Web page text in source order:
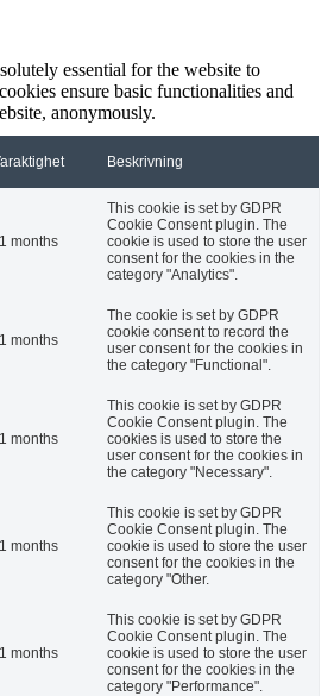
essential for the website to
ensure basic functionalities and
anonymously.
Beskrivning
months
This cookie is set by GDPR
Cookie Consent plugin. The
cookie is used to store the user
consent for the cookies in the
category "Analytics".
months
The cookie is set by GDPR
cookie consent to record the
user consent for the cookies in
the category "Functional".
months
This cookie is set by GDPR
Cookie Consent plugin. The
cookies is used to store the
user consent for the cookies in
the category "Necessary".
months
This cookie is set by GDPR
Cookie Consent plugin. The
cookie is used to store the user
consent for the cookies in the
category "Other.
months
This cookie is set by GDPR
Cookie Consent plugin. The
cookie is used to store the user
consent for the cookies in the
category "Performance".